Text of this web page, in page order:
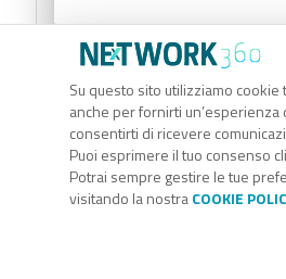
Su questo sito utilizziamo
anche per fornirti
consentirti di ricevere
Puoi esprimere il tuo consenso
Potrai sempre gestire le tue
visitando la nostraCOOKIE
Codice Rss
Clicca sul pulsante per
RSS link